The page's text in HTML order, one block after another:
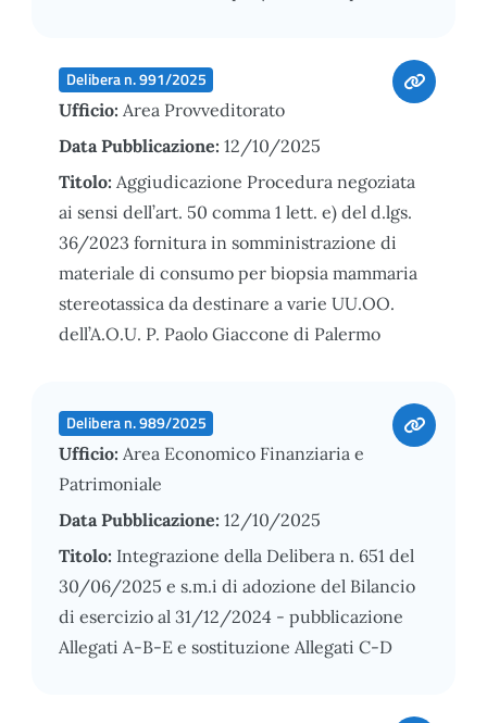
Delibera n. 991/2025
Ufficio: Area Provveditorato
Data Pubblicazione: 12/10/2025
Titolo: Aggiudicazione Procedura negoziata
ai sensi dell’art. 50 comma 1 lett. e) del d.lgs.
36/2023 fornitura in somministrazione di
materiale di consumo per biopsia mammaria
stereotassica da destinare a varie UU.OO.
dell’A.O.U. P. Paolo Giaccone di Palermo
Delibera n. 989/2025
Ufficio: Area Economico Finanziaria e
Patrimoniale
Data Pubblicazione: 12/10/2025
Titolo: Integrazione della Delibera n. 651 del
30/06/2025 e s.m.i di adozione del Bilancio
di esercizio al 31/12/2024 - pubblicazione
Allegati A-B-E e sostituzione Allegati C-D